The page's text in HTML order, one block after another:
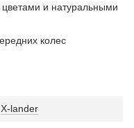
и натуральными
колес
X-lander